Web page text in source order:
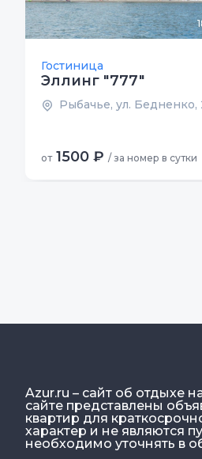
Гостиница
Эллинг "777"
Рыбачье, ул. Бедненко,
от 1500 ₽ / за номер в сутки
Azur.ru – сайт об отдыхе
сайте представлены
квартир для
характер и не являются
необходимо уточнять в